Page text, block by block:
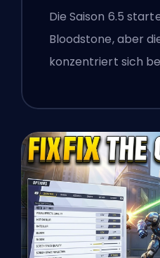
und das
Manhattan
Die Saison 6.5
Bloodstone, aber
konzentriert sich